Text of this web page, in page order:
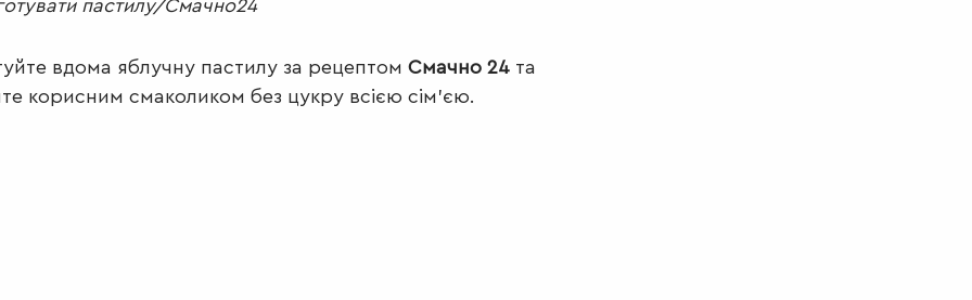
пастилу/Смачно24
вдома яблучну пастилу за рецептом Смачно 24 та
корисним смаколиком без цукру всією сім'єю.